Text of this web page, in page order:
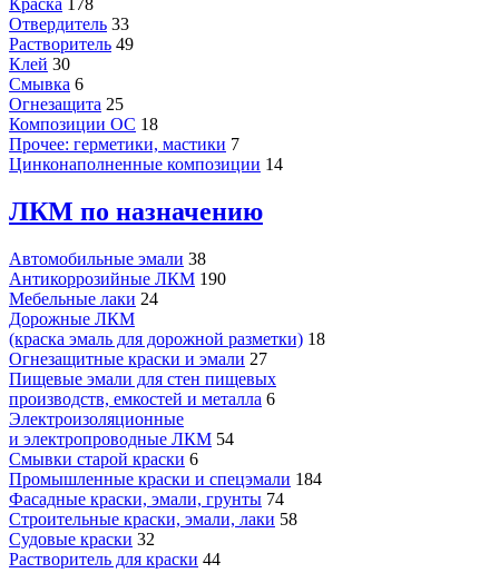
Отвердитель 33
Растворитель 49
Клей 30
Смывка 6
Огнезащита 25
Композиции ОС 18
Прочее: герметики, мастики 7
Цинконаполненные композиции 14
ЛКМ по назначению
Автомобильные эмали 38
Антикоррозийные ЛКМ 190
Мебельные лаки 24
Дорожные ЛКМ
(краска эмаль для дорожной разметки) 18
Огнезащитные краски и эмали 27
Пищевые эмали для стен пищевых
производств, емкостей и металла 6
Электроизоляционные
и электропроводные ЛКМ 54
Смывки старой краски 6
Промышленные краски и спецэмали 184
Фасадные краски, эмали, грунты 74
Строительные краски, эмали, лаки 58
Судовые краски 32
Растворитель для краски 44